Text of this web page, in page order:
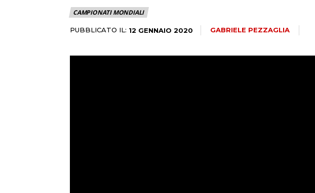
CAMPIONATI MONDIALI
PUBBLICATO IL: 12 GENNAIO 2020 GABRIELE PEZZAGLIA